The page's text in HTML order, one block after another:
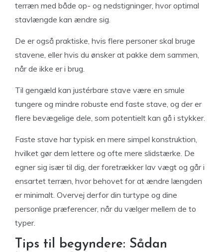
terræn med både op- og nedstigninger, hvor optimal
stavlængde kan ændre sig.
De er også praktiske, hvis flere personer skal bruge
stavene, eller hvis du ønsker at pakke dem sammen,
når de ikke er i brug.
Til gengæld kan justérbare stave være en smule
tungere og mindre robuste end faste stave, og der er
flere bevægelige dele, som potentielt kan gå i stykker.
Faste stave har typisk en mere simpel konstruktion,
hvilket gør dem lettere og ofte mere slidstærke. De
egner sig især til dig, der foretrækker lav vægt og går i
ensartet terræn, hvor behovet for at ændre længden
er minimalt. Overvej derfor din turtype og dine
personlige præferencer, når du vælger mellem de to
typer.
Tips til begyndere: Sådan